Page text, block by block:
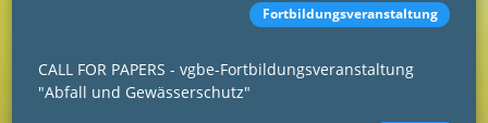
Fortbildungsveranstaltung
CALL FOR PAPERS - vgbe-Fortbildungsveranstaltung
"Abfall und Gewässerschutz"